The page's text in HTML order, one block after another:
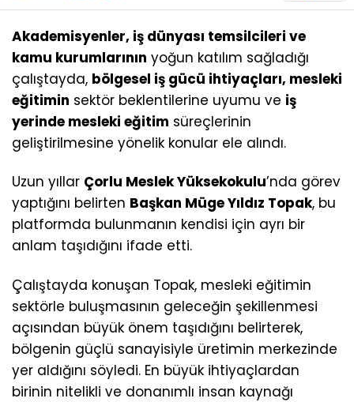
Akademisyenler, iş dünyası temsilcileri ve
kamu kurumlarının yoğun katılım sağladığı
çalıştayda, bölgesel iş gücü ihtiyaçları, mesleki
eğitimin sektör beklentilerine uyumu ve iş
yerinde mesleki eğitim süreçlerinin
geliştirilmesine yönelik konular ele alındı.
Uzun yıllar Çorlu Meslek Yüksekokulu’nda görev
yaptığını belirten Başkan Müge Yıldız Topak, bu
platformda bulunmanın kendisi için ayrı bir
anlam taşıdığını ifade etti.
Çalıştayda konuşan Topak, mesleki eğitimin
sektörle buluşmasının geleceğin şekillenmesi
açısından büyük önem taşıdığını belirterek,
bölgenin güçlü sanayisiyle üretimin merkezinde
yer aldığını söyledi. En büyük ihtiyaçlardan
birinin nitelikli ve donanımlı insan kaynağı